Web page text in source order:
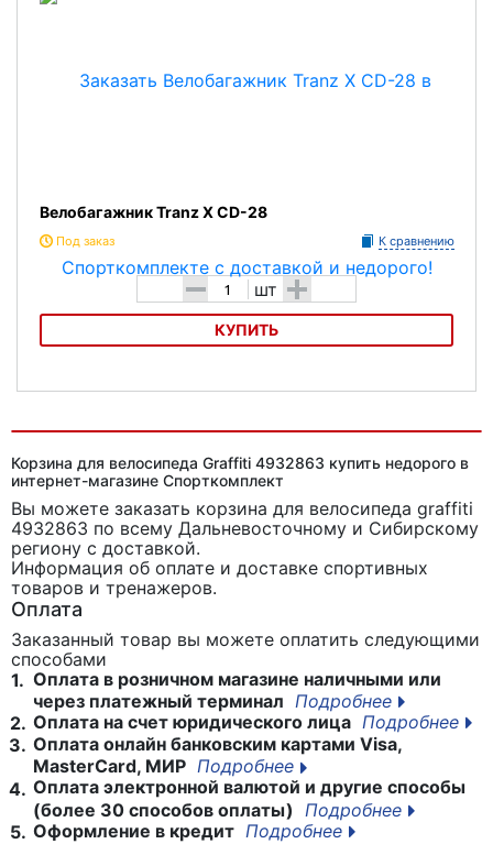
Цвет:серебристый .
Велобагажник Tranz X CD-28
Под заказ К сравнению
- шт +
КУПИТЬ
Корзина для велосипеда Graffiti 4932863 купить недорого в
интернет-магазине Спорткомплект
Вы можете заказать корзина для велосипеда graffiti
4932863 по всему Дальневосточному и Сибирскому
региону с доставкой.
Информация об оплате и доставке спортивных
товаров и тренажеров.
Оплата
Заказанный товар вы можете оплатить следующими
способами
1. Оплата в розничном магазине наличными или
через платежный терминал Подробнее
2. Оплата на счет юридического лица Подробнее
3. Оплата онлайн банковским картами Visa,
MasterCard, МИР Подробнее
4. Оплата электронной валютой и другие способы
(более 30 способов оплаты)
Подробнее
5. Оформление в кредит Подробнее